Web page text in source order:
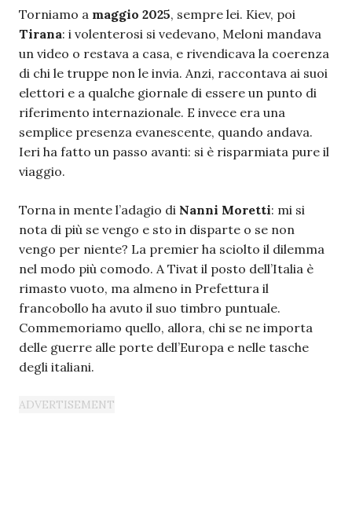
Torniamo a maggio 2025, sempre lei. Kiev, poi
Tirana: i volenterosi si vedevano, Meloni mandava
un video o restava a casa, e rivendicava la coerenza
di chi le truppe non le invia. Anzi, raccontava ai suoi
elettori e a qualche giornale di essere un punto di
riferimento internazionale. E invece era una
semplice presenza evanescente, quando andava.
Ieri ha fatto un passo avanti: si è risparmiata pure il
viaggio.
Torna in mente l’adagio di Nanni Moretti: mi si
nota di più se vengo e sto in disparte o se non
vengo per niente? La premier ha sciolto il dilemma
nel modo più comodo. A Tivat il posto dell’Italia è
rimasto vuoto, ma almeno in Prefettura il
francobollo ha avuto il suo timbro puntuale.
Commemoriamo quello, allora, chi se ne importa
delle guerre alle porte dell’Europa e nelle tasche
degli italiani.